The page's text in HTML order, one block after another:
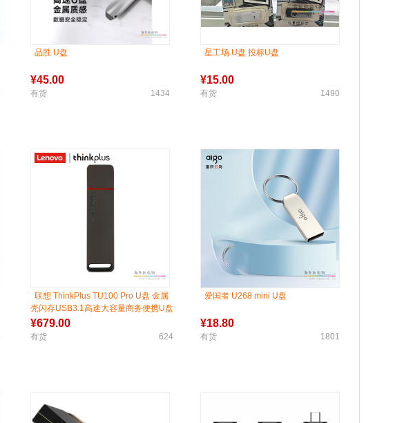
品胜 U盘
¥45.00
有货 1434
星工场 U盘 投标U盘
¥15.00
有货 1490
联想 ThinkPlus TU100 Pro U盘 金属
壳闪存USB3.1高速大容量商务便携U盘
W:430m/s 连续读取速度高达 400m/s
¥679.00
有货 624
爱国者 U268 mini U盘
¥18.80
有货 1801